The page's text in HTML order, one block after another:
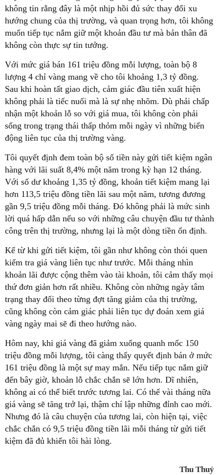
không tin rằng đây là một nhịp hồi đủ sức thay đổi xu
hướng chung của thị trường, và quan trọng hơn, tôi không
muốn tiếp tục nắm giữ một khoản đầu tư mà bản thân đã
không còn thực sự tin tưởng.
Với mức giá bán 161 triệu đồng mỗi lượng, toàn bộ 8
lượng 4 chỉ vàng mang về cho tôi khoảng 1,3 tỷ đồng.
Sau khi hoàn tất giao dịch, cảm giác đầu tiên xuất hiện
không phải là tiếc nuối mà là sự nhẹ nhõm. Dù phải chấp
nhận một khoản lỗ so với giá mua, tôi không còn phải
sống trong trạng thái thấp thỏm mỗi ngày vì những biến
động liên tục của thị trường vàng.
Tôi quyết định đem toàn bộ số tiền này gửi tiết kiệm ngân
hàng với lãi suất 8,4% một năm trong kỳ hạn 12 tháng.
Với số dư khoảng 1,35 tỷ đồng, khoản tiết kiệm mang lại
hơn 113,5 triệu đồng tiền lãi sau một năm, tương đương
gần 9,5 triệu đồng mỗi tháng. Đó không phải là mức sinh
lời quá hấp dẫn nếu so với những câu chuyện đầu tư thành
công trên thị trường, nhưng lại là một dòng tiền ổn định.
Kể từ khi gửi tiết kiệm, tôi gần như không còn thói quen
kiểm tra giá vàng liên tục như trước. Mỗi tháng nhìn
khoản lãi được cộng thêm vào tài khoản, tôi cảm thấy mọi
thứ đơn giản hơn rất nhiều. Không còn những ngày tâm
trạng thay đổi theo từng đợt tăng giảm của thị trường,
cũng không còn cảm giác phải liên tục dự đoán xem giá
vàng ngày mai sẽ đi theo hướng nào.
Hôm nay, khi giá vàng đã giảm xuống quanh mốc 150
triệu đồng mỗi lượng, tôi càng thấy quyết định bán ở mức
161 triệu đồng là một sự may mắn. Nếu tiếp tục nắm giữ
đến bây giờ, khoản lỗ chắc chắn sẽ lớn hơn. Dĩ nhiên,
không ai có thể biết trước tương lai. Có thể vài tháng nữa
giá vàng sẽ tăng trở lại, thậm chí lập những đỉnh cao mới.
Nhưng đó là câu chuyện của tương lai, còn hiện tại, việc
chắc chắn có 9,5 triệu đồng tiền lãi mỗi tháng từ gửi tiết
kiệm đã đủ khiến tôi hài lòng.
Thu Thuỷ